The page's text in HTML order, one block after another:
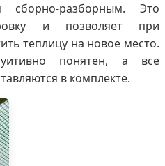
сборно-разборным. Это
и позволяет при
теплицу на новое место.
понятен, а все
в комплекте.